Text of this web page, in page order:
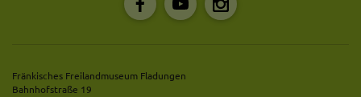
Fränkisches Freilandmuseum Fladungen
Bahnhofstraße 19